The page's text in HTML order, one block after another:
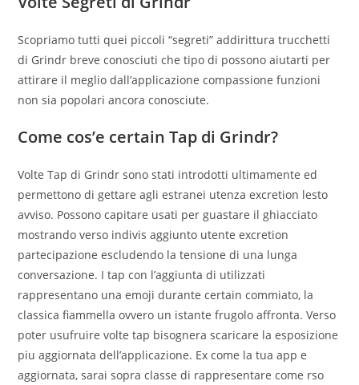
Scopriamo tutti quei piccoli “segreti” addirittura trucchetti
di Grindr breve conosciuti che tipo di possono aiutarti per
attirare il meglio dall’applicazione compassione funzioni
non sia popolari ancora conosciute.
Come cos’e certain Tap di Grindr?
Volte Tap di Grindr sono stati introdotti ultimamente ed
permettono di gettare agli estranei utenza excretion lesto
avviso. Possono capitare usati per guastare il ghiacciato
mostrando verso indivis aggiunto utente excretion
partecipazione escludendo la tensione di una lunga
conversazione. I tap con l’aggiunta di utilizzati
rappresentano una emoji durante certain commiato, la
classica fiammella ovvero un istante frugolo affronta. Verso
poter usufruire volte tap bisognera scaricare la esposizione
piu aggiornata dell’applicazione. Ex come la tua app e
aggiornata, sarai sopra classe di rappresentare come rso